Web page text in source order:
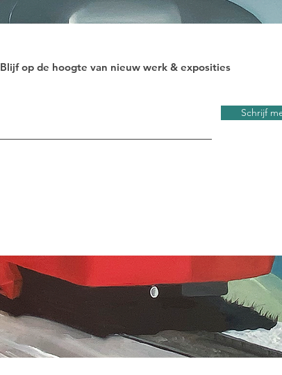
Blijf op de hoogte van nieuw werk & exposities
Schrijf